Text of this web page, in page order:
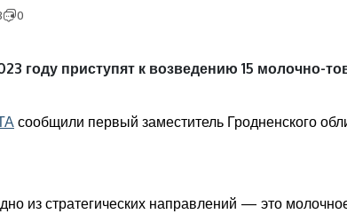
0
году приступят к возведению 15 молочно-
сообщили первый заместитель Гродненского
из стратегических направлений — это